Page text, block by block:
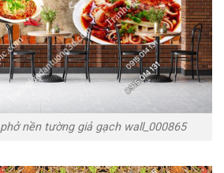
nền tường giả gạch wall_000865